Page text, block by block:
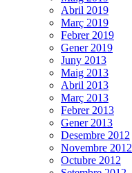
Abril 2019
Març 2019
Febrer 2019
Gener 2019
Juny 2013
Maig 2013
Abril 2013
Març 2013
Febrer 2013
Gener 2013
Desembre 2012
Novembre 2012
Octubre 2012